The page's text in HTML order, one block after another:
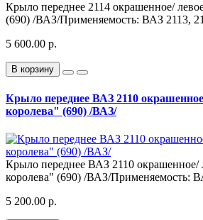
Крыло переднее 2114 окрашенное/
(690) /ВАЗ/​ Применяемость: ВАЗ 2113,
5 600.00 р.
В корзину
Крыло переднее ВАЗ 2110
королева" (690) /ВАЗ/​
Крыло переднее ВАЗ 2110 окрашенное/
королева" (690) /ВАЗ/​ Применяемость:
5 200.00 р.